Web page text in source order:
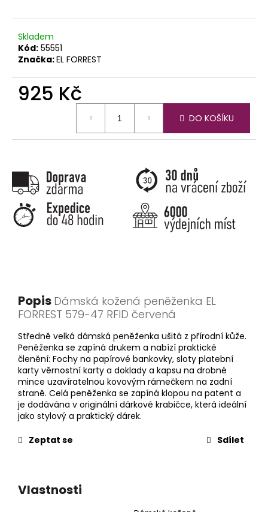
Skladem
Kód: 55551
Značka:EL FORREST
925 Kč
DO KOŠÍKU
Popis Dámská kožená peněženka EL
FORREST 579-47 RFID červená
Středně velká dámská peněženka ušitá z přírodní kůže.
Peněženka se zapíná drukem a nabízí praktické
členění: Fochy na papírové bankovky, sloty platební
karty věrnostní karty a doklady a kapsu na drobné
mince uzavíratelnou kovovým rámečkem na zadní
straně. Celá peněženka se zapíná klopou na patent a
je dodávána v originální dárkové krabičce, která ideální
jako stylový a praktický dárek.
Zeptat se
Sdílet
Vlastnosti
e
m
e